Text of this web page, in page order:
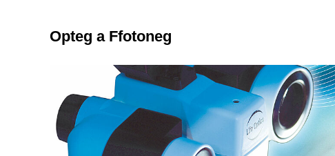
Opteg a Ffotoneg